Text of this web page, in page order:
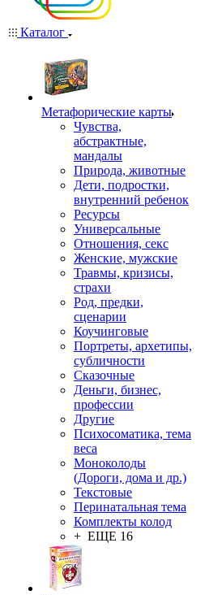
Каталог
Mетафорические карты
Чувства,
абстрактные,
мандалы
Природа, животные
Дети, подростки,
внутренний ребенок
Ресурсы
Универсальные
Отношения, секс
Женские, мужские
Травмы, кризисы,
страхи
Род, предки,
сценарии
Коучинговые
Портреты, архетипы,
субличности
Сказочные
Деньги, бизнес,
профессии
Другие
Психосоматика, тема
веса
Моноколоды
(Дороги, дома и др.)
Текстовые
Перинатальная тема
Комплекты колод
+ ЕЩЕ 16